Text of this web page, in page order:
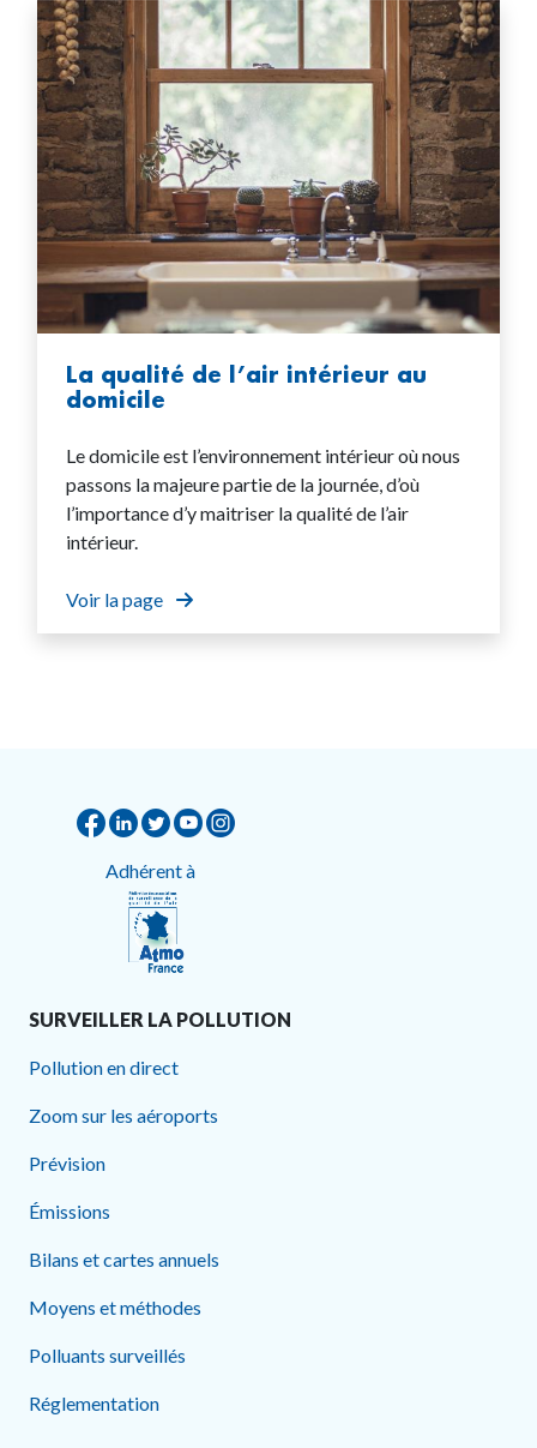
La qualité de l’air intérieur au
domicile
Le domicile est l’environnement intérieur où nous
passons la majeure partie de la journée, d’où
l’importance d’y maitriser la qualité de l’air
intérieur.
Voir la page
Adhérent à
SURVEILLER LA POLLUTION
Pollution en direct
Zoom sur les aéroports
Prévision
Émissions
Bilans et cartes annuels
Moyens et méthodes
Polluants surveillés
Réglementation